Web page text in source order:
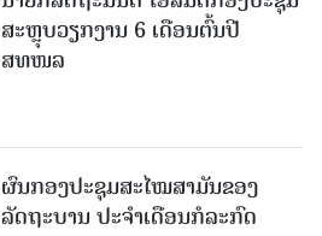
ສະຫຼຸບວຽກງານ 6 ເດືອນຕົ້ນປີ
ສທໜລ
ຜົນກອງປະຊຸມສະໄໝສາມັນຂອງ
ລັດຖະບານ ປະຈຳເດືອນກໍລະກົດ